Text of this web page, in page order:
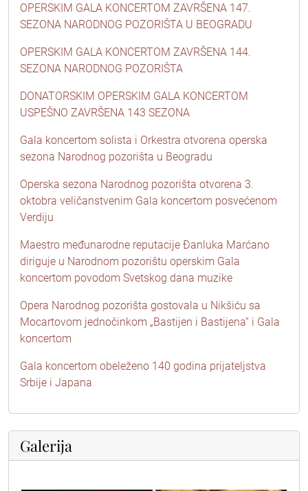
OPERSKIM GALA KONCERTOM ZAVRŠENA 147.
SEZONA NARODNOG POZORIŠTA U BEOGRADU
OPERSKIM GALA KONCERTOM ZAVRŠENA 144.
SEZONA NARODNOG POZORIŠTA
DONATORSKIM OPERSKIM GALA KONCERTOM
USPEŠNO ZAVRŠENA 143 SEZONA
Gala koncertom solista i Orkestra otvorena operska
sezona Narodnog pozorišta u Beogradu
Operska sezona Narodnog pozorišta otvorena 3.
oktobra veličanstvenim Gala koncertom posvećenom
Verdiju
Maestro međunarodne reputacije Đanluka Marćano
diriguje u Narodnom pozorištu operskim Gala
koncertom povodom Svetskog dana muzike
Opera Narodnog pozorišta gostovala u Nikšiću sa
Mocartovom jednočinkom „Bastijen i Bastijena“ i Gala
koncertom
Gala koncertom obeleženo 140 godina prijateljstva
Srbije i Japana
Galerija